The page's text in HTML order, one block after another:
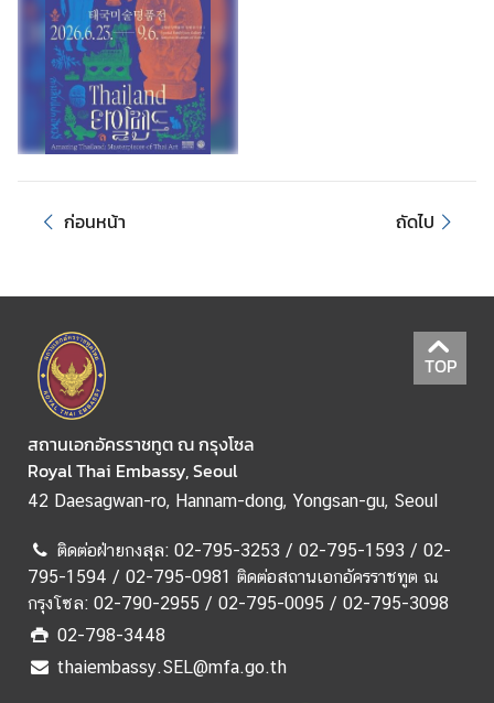
ส
ถ
า
น
เ
อ
ร
ช
ทู
ต
ฯ
เ
ย
ว
กั
บ
ป
ร
ก่อนหน้า ถัดไป
TOP
สถานเอกอัครราชทูต ณ กรุงโซล
Royal Thai Embassy, Seoul
42 Daesagwan-ro, Hannam-dong, Yongsan-gu, Seoul
ติดต่อฝ่ายกงสุล: 02-795-3253 / 02-795-1593 / 02-
795-1594 / 02-795-0981 ติดต่อสถานเอกอัครราชทูต ณ
กรุงโซล: 02-790-2955 / 02-795-0095 / 02-795-3098
02-798-3448
thaiembassy.SEL@mfa.go.th